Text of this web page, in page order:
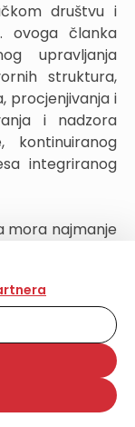
slične
informacija na
iskustvo,
sadržaje i
se kreirati
partneri
samo one
društvu i
ovoga članka
upravljanja
struktura,
procjenjivanja i
i nadzora
integriranog
mora najmanje
postupaka
preporuke
rizicima
ili druge
u trgovačkom